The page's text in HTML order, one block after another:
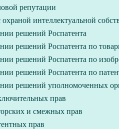
репутации
интеллектуальной
решений Роспатента
решений Роспатента по
решений Роспатента по
решений Роспатента по
решений уполномоченных
прав
и смежных прав
прав